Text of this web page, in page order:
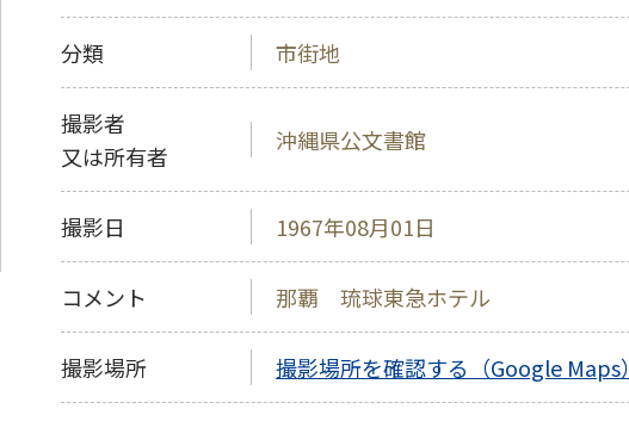
分類 市街地
撮影者
又は所有者
沖縄県公文書館
撮影日 1967年08月01日
コメント 那覇 琉球東急ホテル
撮影場所 撮影場所を確認する（Google Maps）